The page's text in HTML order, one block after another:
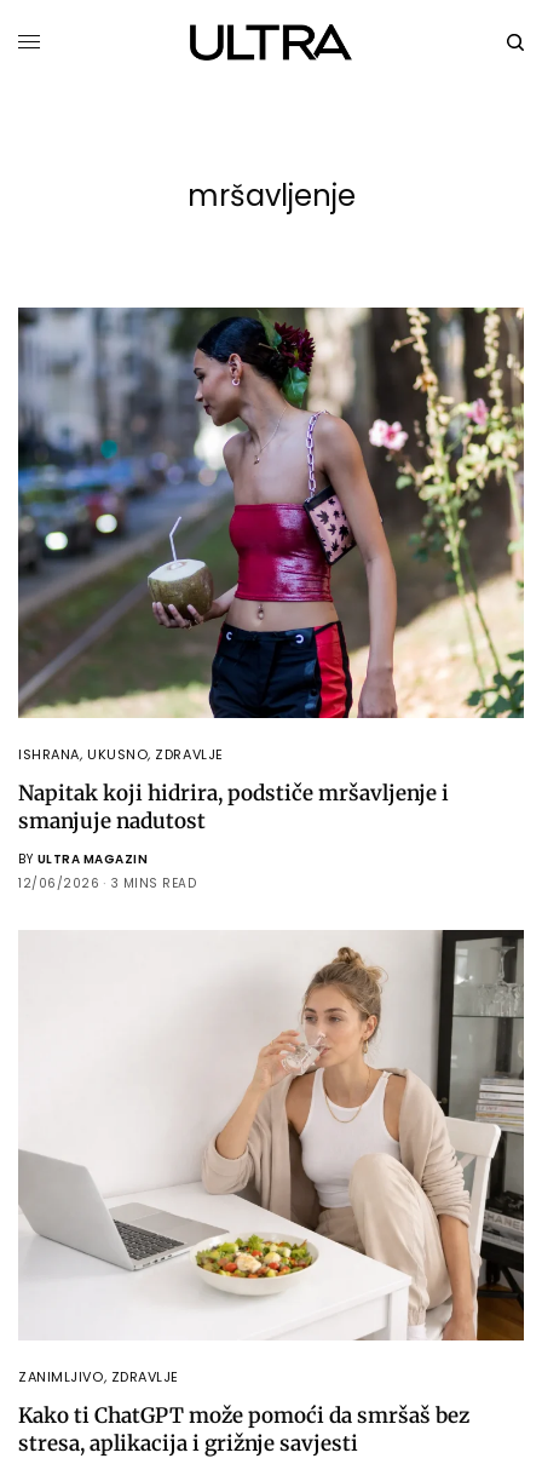
mršavljenje
ISHRANA, UKUSNO, ZDRAVLJE
Napitak koji hidrira, podstiče mršavljenje i
smanjuje nadutost
BY ULTRA MAGAZIN
12/06/2026
3 MINS READ
ZANIMLJIVO, ZDRAVLJE
Kako ti ChatGPT može pomoći da smršaš bez
stresa, aplikacija i grižnje savjesti